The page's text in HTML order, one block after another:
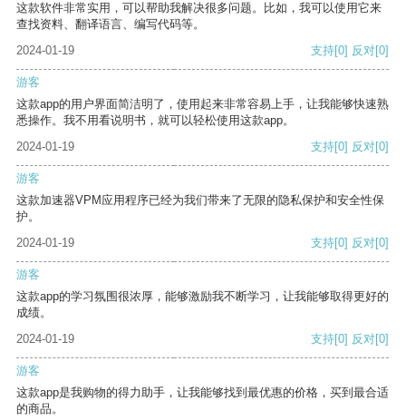
这款软件非常实用，可以帮助我解决很多问题。比如，我可以使用它来
查找资料、翻译语言、编写代码等。
2024-01-19
支持[0] 反对[0]
游客
这款app的用户界面简洁明了，使用起来非常容易上手，让我能够快速熟
悉操作。我不用看说明书，就可以轻松使用这款app。
2024-01-19
支持[0] 反对[0]
游客
这款加速器VPM应用程序已经为我们带来了无限的隐私保护和安全性保
护。
2024-01-19
支持[0] 反对[0]
游客
这款app的学习氛围很浓厚，能够激励我不断学习，让我能够取得更好的
成绩。
2024-01-19
支持[0] 反对[0]
游客
这款app是我购物的得力助手，让我能够找到最优惠的价格，买到最合适
的商品。